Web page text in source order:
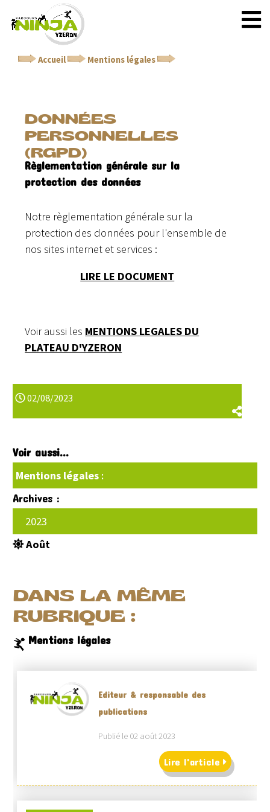
Accueil Mentions légales
DONNÉES
PERSONNELLES
(RGPD)
Règlementation générale sur la
protection des données
Notre règlementation générale sur la
protection des données pour l'ensemble de
nos sites internet et services :
LIRE LE DOCUMENT
Voir aussi les MENTIONS LEGALES DU
PLATEAU D'YZERON
02/08/2023
Voir aussi...
Mentions légales :
Archives :
2023
Août
DANS LA MÊME
RUBRIQUE :
Mentions légales
Editeur & responsable des
publications
Publié le 02 août 2023
Lire l'article